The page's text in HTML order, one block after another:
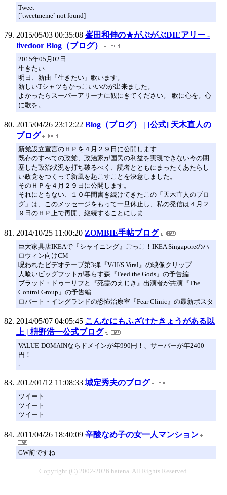
Tweet
[`tweetmeme` not found]
2015/05/03 00:35:08 峯田和伸の★がぶがぶDIEアリー -
livedoor Blog（ブログ）
2015年05月02日
生きたい
明日、新曲「生きたい」歌います。
新しいTシャツもかっこいいのが出来ました。
よかったらスーパーアリーナに観にきてください。-歌に心を。心
に歌を。
2015/04/26 23:12:22 Blog（ブログ） | [公式] 天木直人の
ブログ
新党設立宣言のＨＰを４月２９日に公開します
既存のすべての政党、政治家が国民の利益を実現できない今の閉
塞した政治状況を打ち破るべく、読者とともにまったくあたらし
い政党をつくって新風を起こすことを決意しました。
そのＨＰを４月２９日に公開します。
それにともない、１０年間書き続けてきたこの「天木直人のブロ
グ」は、このメッセージをもって一旦休止し、私の発信は４月２
９日のＨＰ上で再開、継続することにしま
2014/10/25 11:00:20 ZOMBIE手帖ブログ
巨大家具店IKEAで『シャイニング』ごっこ！IKEA Singaporeのハ
ロウィン向けCM
呪われたビデオテープ第3弾『V/H/S Viral』の映像クリップ
人喰いビッグフットが暮らす森『Feed the Gods』の予告編
ブラッド・ドゥーリフと『死霊のえじき』出演者が共演『The
Control Group』の予告編
ロバート・イングランドの恐怖治療室『Fear Clinic』の最新ポスタ
2014/05/07 04:05:45 こんなにもふざけたきょうがある以
上 | 枡野浩一公式ブログ
VALUE-DOMAINならドメインが年990円！、サーバーが年2400
円！
2012/01/12 11:08:33 城定秀夫のブログ
ツイート
ツイート
ツイート
2011/04/26 18:40:09 辛酸なめ子の女一人マンション
GW前ですね
Copyright (C) 2002-2026 hatena. All Rights Reserved.